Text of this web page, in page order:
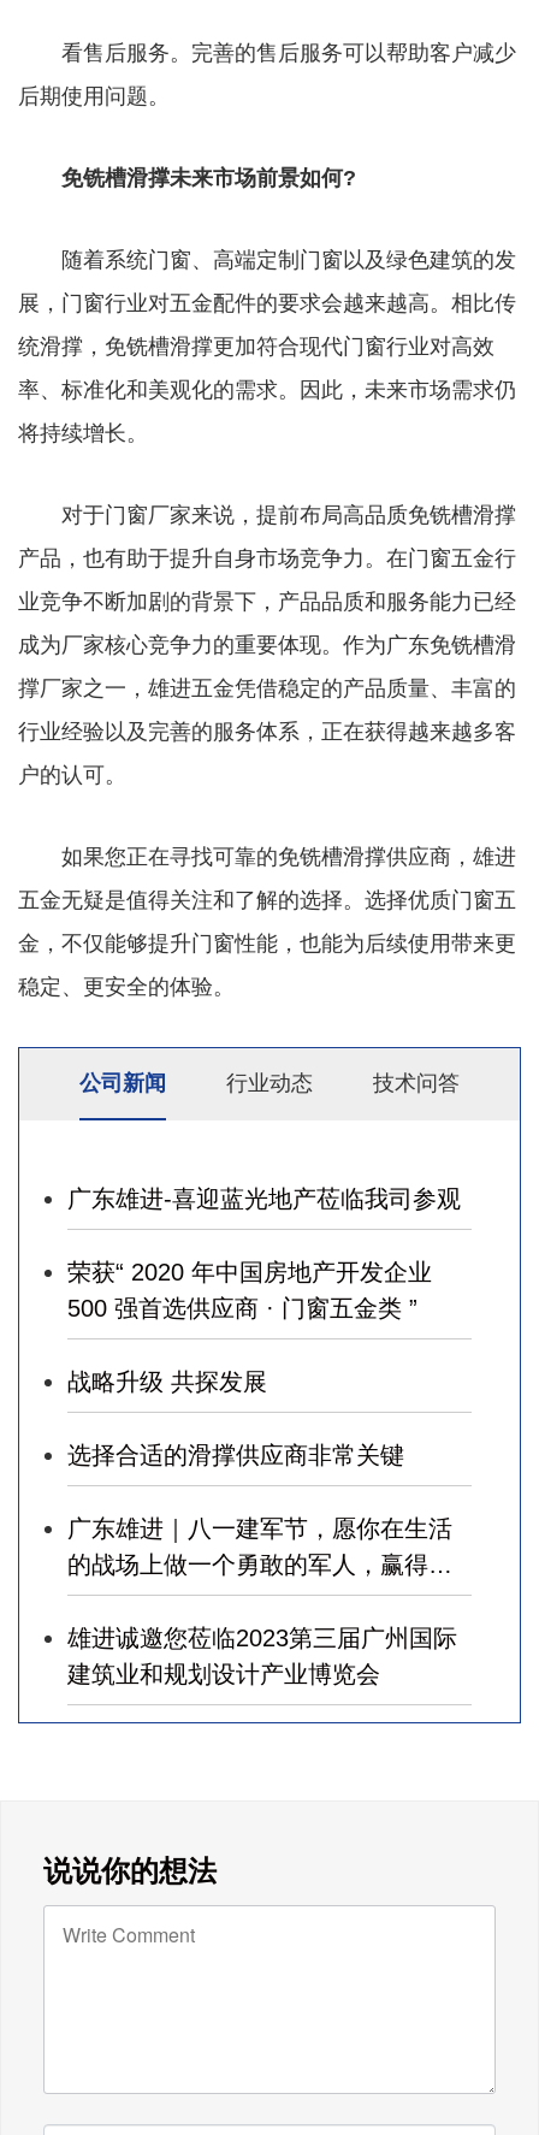
看售后服务。完善的售后服务可以帮助客户减少
后期使用问题。
免铣槽滑撑未来市场前景如何?
随着系统门窗、高端定制门窗以及绿色建筑的发
展，门窗行业对五金配件的要求会越来越高。相比传
统滑撑，免铣槽滑撑更加符合现代门窗行业对高效
率、标准化和美观化的需求。因此，未来市场需求仍
将持续增长。
对于门窗厂家来说，提前布局高品质免铣槽滑撑
产品，也有助于提升自身市场竞争力。在门窗五金行
业竞争不断加剧的背景下，产品品质和服务能力已经
成为厂家核心竞争力的重要体现。作为广东免铣槽滑
撑厂家之一，雄进五金凭借稳定的产品质量、丰富的
行业经验以及完善的服务体系，正在获得越来越多客
户的认可。
如果您正在寻找可靠的免铣槽滑撑供应商，雄进
五金无疑是值得关注和了解的选择。选择优质门窗五
金，不仅能够提升门窗性能，也能为后续使用带来更
稳定、更安全的体验。
公司新闻 行业动态 技术问答
广东雄进-喜迎蓝光地产莅临我司参观
荣获“ 2020 年中国房地产开发企业
500 强首选供应商 · 门窗五金类 ”
战略升级 共探发展
选择合适的滑撑供应商非常关键
广东雄进｜八一建军节，愿你在生活
的战场上做一个勇敢的军人，赢得幸
福！
雄进诚邀您莅临2023第三届广州国际
建筑业和规划设计产业博览会
广东雄进｜教师节到了，祝节日健康
快乐!天下老师们身体健康!
说说你的想法